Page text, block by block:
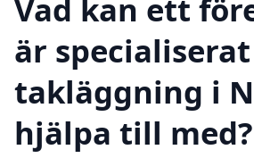
Vad kan ett
är
takläggning i
hjälpa till med?